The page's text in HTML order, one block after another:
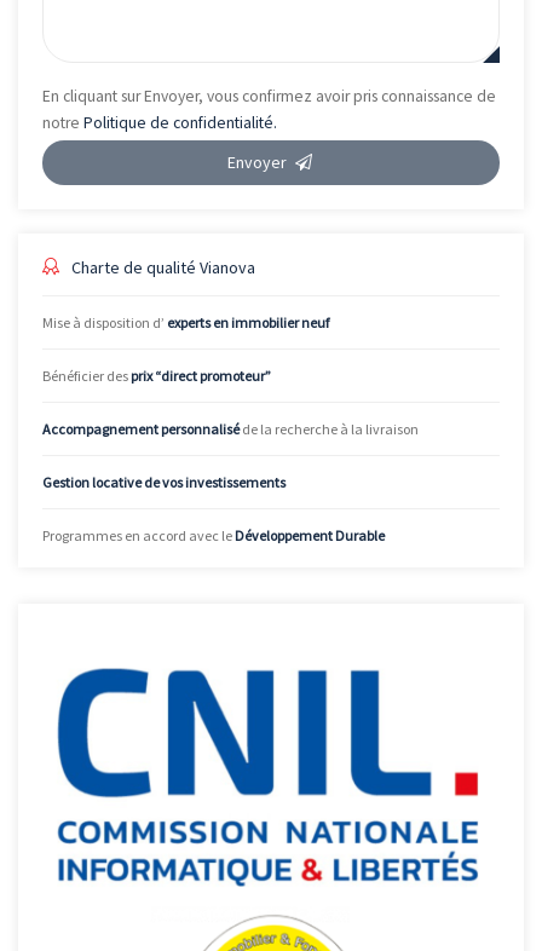
En cliquant sur Envoyer, vous confirmez avoir pris connaissance de
notre Politique de confidentialité.
Envoyer
Charte de qualité Vianova
Mise à disposition d’ experts en immobilier neuf
Bénéficier des prix “direct promoteur”
Accompagnement personnaliséde la recherche à la livraison
Gestion locative de vos investissements
Programmes en accord avec le Développement Durable